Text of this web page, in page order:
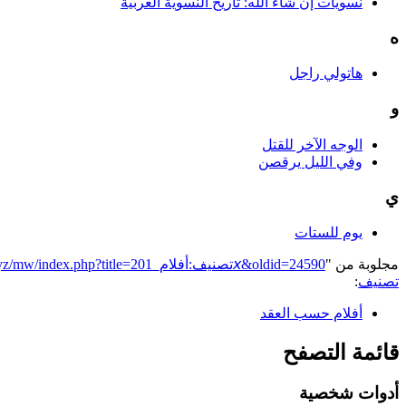
ه
هاتولي راجل
و
الوجه الآخر للقتل
وفي الليل يرقصن
ي
يوم للستات
مجلوبة من "https://genderiyya.xyz/mw/index.php?title=تصنيف:أفلام_201𝘹&oldid=24590
تصنيف:
أفلام حسب العقد
قائمة التصفح
أدوات شخصية